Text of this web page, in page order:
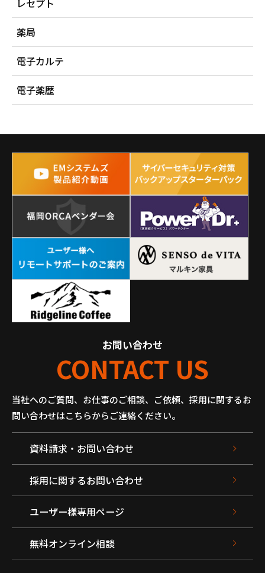
薬局
電子カルテ
電子薬歴
お問い合わせ
CONTACT US
当社へのご質問、お仕事のご相談、ご依頼、採用に関するお
問い合わせはこちらからご連絡ください。
資料請求・お問い合わせ
採用に関するお問い合わせ
ユーザー様専用ページ
無料オンライン相談